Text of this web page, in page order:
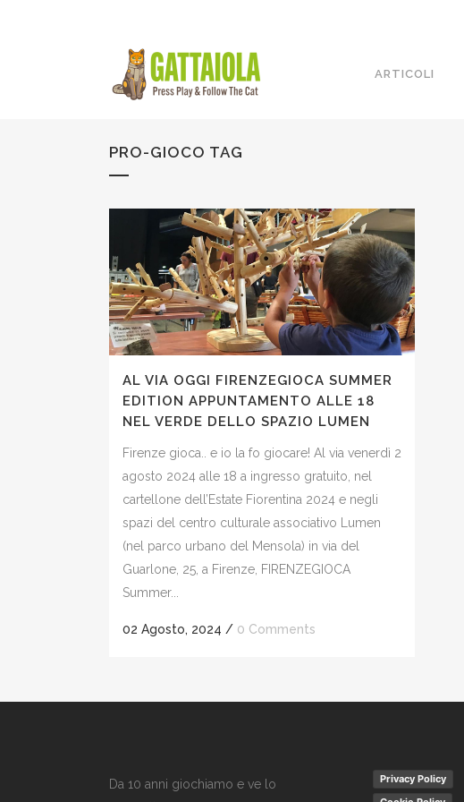
ARTICOLI
PRO-GIOCO TAG
AL VIA OGGI FIRENZEGIOCA SUMMER
EDITION APPUNTAMENTO ALLE 18
NEL VERDE DELLO SPAZIO LUMEN
Firenze gioca.. e io la fo giocare! Al via venerdì 2
agosto 2024 alle 18 a ingresso gratuito, nel
cartellone dell’Estate Fiorentina 2024 e negli
spazi del centro culturale associativo Lumen
(nel parco urbano del Mensola) in via del
Guarlone, 25, a Firenze, FIRENZEGIOCA
Summer...
02 Agosto, 2024 / 0 Comments
Da 10 anni giochiamo e ve lo
Privacy Policy